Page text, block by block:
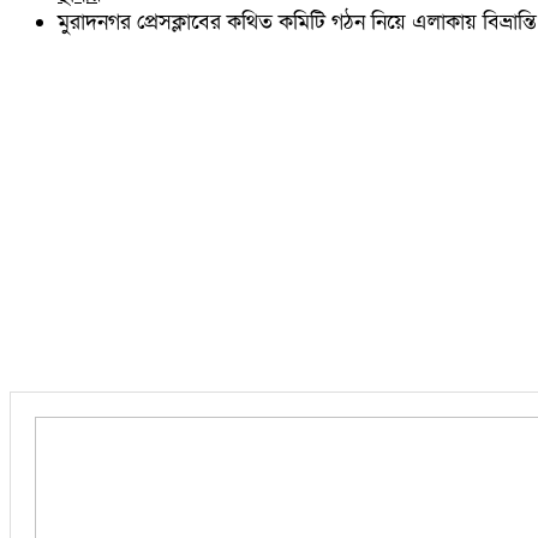
নাঙ্গলকোট
মুরাদনগর প্রেসক্লাবের কথিত কমিটি গঠন নিয়ে এলাকায় বিভ্রান্তি